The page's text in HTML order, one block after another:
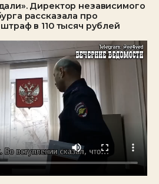
Директор независимого
рассказала про
в 110 тысяч рублей